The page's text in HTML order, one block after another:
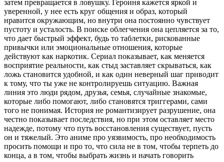
затем превращается в ловушку. Героиня кажется яркой и
уверенной, у нее есть круг общения и образ, который
нравится окружающим, но внутри она постоянно чувствует
пустоту и усталость. В поиске облегчения она цепляется за то,
что дает быстрый эффект, будь то таблетки, рискованные
привычки или эмоциональные отношения, которые
действуют как наркотик. Сериал показывает, как меняется
восприятие реальности, как стыд заставляет скрываться, как
ложь становится удобной, и как один неверный шаг приводит
к тому, что ты уже не контролируешь ситуацию. Важная
линия это люди рядом, друзья, семья, случайные знакомые,
которые либо помогают, либо становятся триггерами, сами
того не понимая. История не романтизирует разрушение, она
честно показывает последствия, но при этом оставляет место
надежде, потому что путь восстановления существует, пусть
он и тяжелый. Это аниме про уязвимость, про необходимость
просить помощи и про то, что сила не в том, чтобы терпеть до
конца, а в том, чтобы выбрать жизнь и начать говорить